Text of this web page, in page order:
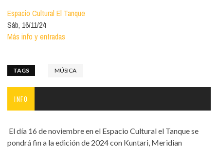
Espacio Cultural El Tanque
Sáb, 16/11/24
Más info y entradas
TAGS MÚSICA
INFO
El día 16 de noviembre en el Espacio Cultural el Tanque se
pondrá fin a la edición de 2024 con Kuntari, Meridian